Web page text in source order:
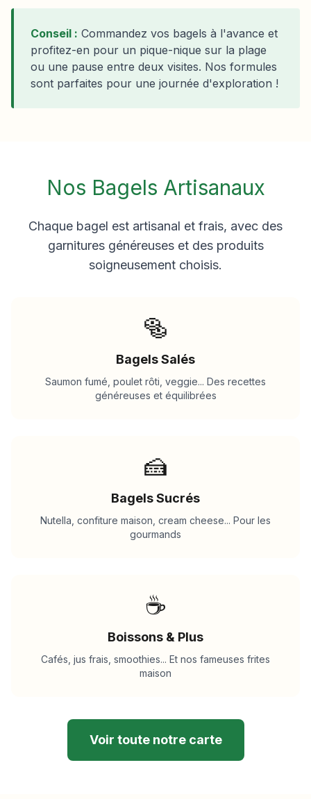
Conseil : Commandez vos bagels à l'avance et
profitez-en pour un pique-nique sur la plage
ou une pause entre deux visites. Nos formules
sont parfaites pour une journée d'exploration !
Nos Bagels Artisanaux
Chaque bagel est artisanal et frais, avec des
garnitures généreuses et des produits
soigneusement choisis.
🥯
Bagels Salés
Saumon fumé, poulet rôti, veggie... Des recettes
généreuses et équilibrées
🍰
Bagels Sucrés
Nutella, confiture maison, cream cheese... Pour les
gourmands
☕
Boissons & Plus
Cafés, jus frais, smoothies... Et nos fameuses frites
maison
Voir toute notre carte